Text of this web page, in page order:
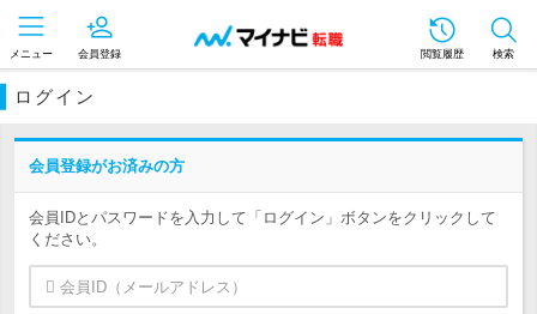
メニュー 会員登録 閲覧履歴 検索
ログイン
会員登録がお済みの方
会員IDとパスワードを入力して「ログイン」ボタンをクリックして
ください。